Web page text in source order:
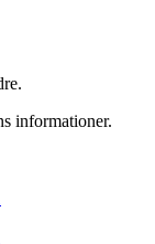
informationer.